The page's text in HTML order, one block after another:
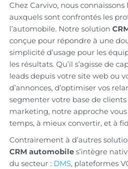
Chez Carvivo, nous
auxquels sont confrontés les
l’automobile. Notre solution
conçue pour répondre à une
simplicité d’usage pour les
les résultats. Qu’il s’agisse de
leads depuis votre site web ou
d’annonces, d’optimiser vos
segmenter votre base de
marketing, notre approche
temps, à mieux convertir, et à
Contrairement à d’autres
CRM automobiles’intègre
du secteur : DMS, plateformes